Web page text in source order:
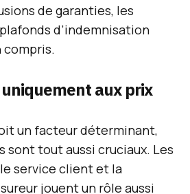
de garanties, les
d’indemnisation
aux prix
un facteur déterminant,
sont tout aussi cruciaux. Les
service client et la
jouent un rôle aussi